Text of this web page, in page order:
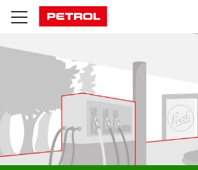
Prodajna
mjesta